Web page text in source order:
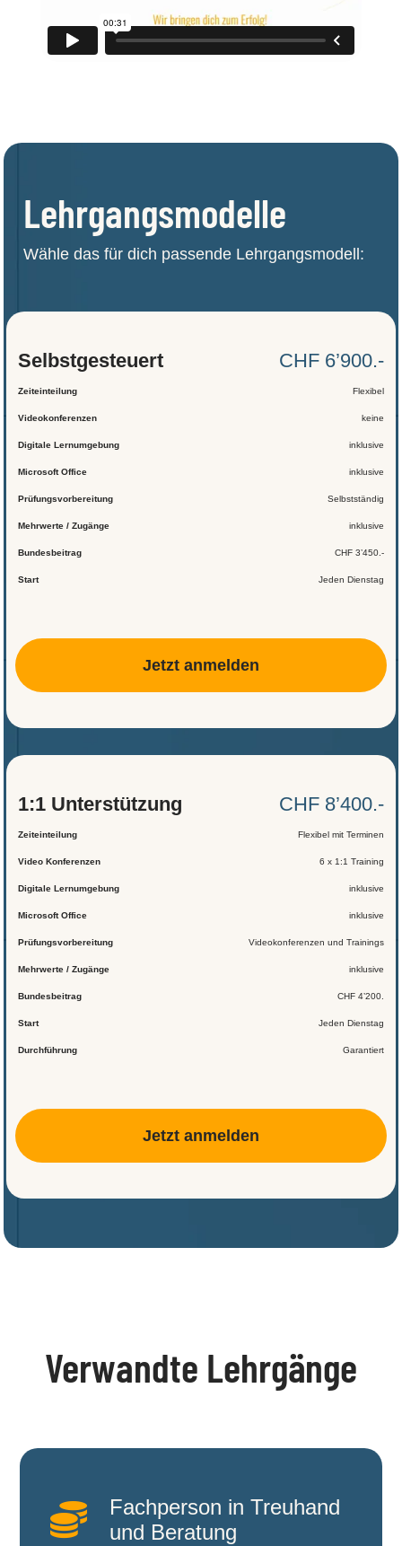
Lehrgangsmodelle
Wähle das für dich passende Lehrgangsmodell:
Selbst­gesteuert CHF 6’900.-
Zeiteinteilung Flexibel
Videokonferenzen keine
Digitale Lernumgebung inklusive
Microsoft Office inklusive
Prüfungsvorbereitung Selbstständig
Mehrwerte / Zugänge inklusive
Bundesbeitrag CHF 3’450.-
Start Jeden Dienstag
Jetzt anmelden
1:1 Unterstützung CHF 8’400.-
Zeiteinteilung Flexibel mit Terminen
Video Konferenzen 6 x 1:1 Training
Digitale Lernumgebung inklusive
Microsoft Office inklusive
Prüfungsvorbereitung Videokonferenzen und Trainings
Mehrwerte / Zugänge inklusive
Bundesbeitrag CHF 4’200.
Start Jeden Dienstag
Durchführung Garantiert
Jetzt anmelden
Verwandte Lehrgänge

Fachperson in Treuhand
und Beratung